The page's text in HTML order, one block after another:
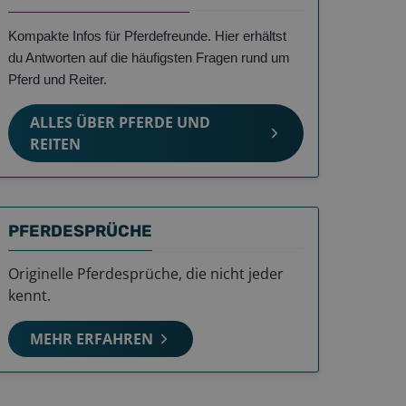
Kompakte Infos für Pferdefreunde. Hier erhältst
du Antworten auf die häufigsten Fragen rund um
Pferd und Reiter.
ALLES ÜBER PFERDE UND
REITEN
PFERDESPRÜCHE
Originelle Pferdesprüche, die nicht jeder
kennt.
MEHR ERFAHREN